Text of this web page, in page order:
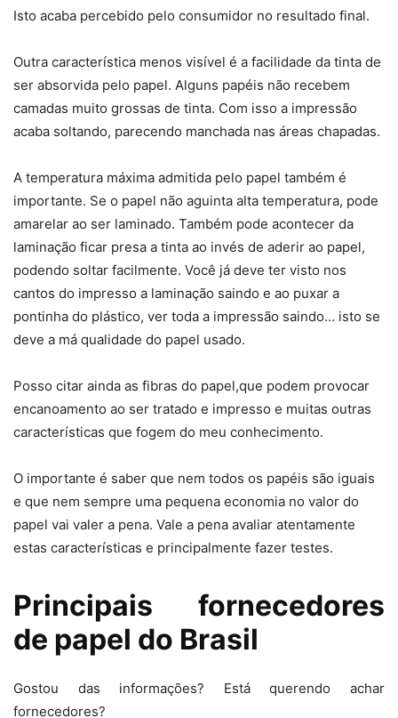
Isto acaba percebido pelo consumidor no resultado final.
Outra característica menos visível é a facilidade da tinta de
ser absorvida pelo papel. Alguns papéis não recebem
camadas muito grossas de tinta. Com isso a impressão
acaba soltando, parecendo manchada nas áreas chapadas.
A temperatura máxima admitida pelo papel também é
importante. Se o papel não aguinta alta temperatura, pode
amarelar ao ser laminado. Também pode acontecer da
laminação ficar presa a tinta ao invés de aderir ao papel,
podendo soltar facilmente. Você já deve ter visto nos
cantos do impresso a laminação saindo e ao puxar a
pontinha do plástico, ver toda a impressão saindo… isto se
deve a má qualidade do papel usado.
Posso citar ainda as fibras do papel,que podem provocar
encanoamento ao ser tratado e impresso e muitas outras
características que fogem do meu conhecimento.
O importante é saber que nem todos os papéis são iguais
e que nem sempre uma pequena economia no valor do
papel vai valer a pena. Vale a pena avaliar atentamente
estas características e principalmente fazer testes.
Principais fornecedores
de papel do Brasil
Gostou das informações? Está querendo achar
fornecedores?